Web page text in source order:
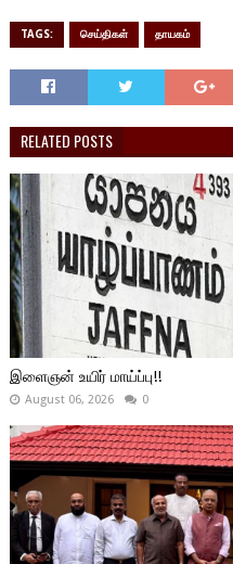
TAGS: செய்திகள் தாயகம்
RELATED POSTS
இளைஞன் உயிர் மாய்ப்பு!!
August 06, 2026 0